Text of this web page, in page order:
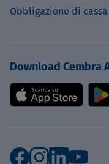
Obbligazione di cassa
Download Cembra